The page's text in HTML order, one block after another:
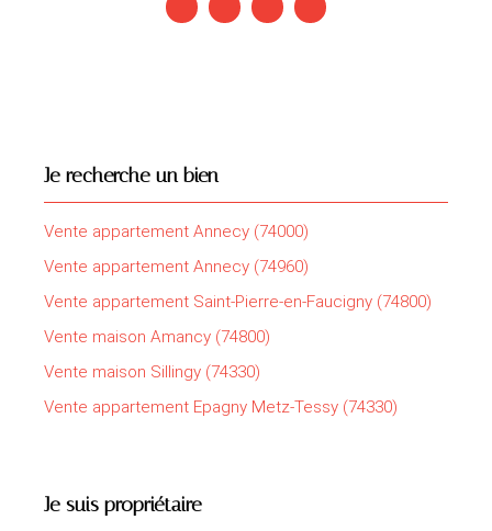
Je recherche un bien
Vente appartement Annecy (74000)
Vente appartement Annecy (74960)
Vente appartement Saint-Pierre-en-Faucigny (74800)
Vente maison Amancy (74800)
Vente maison Sillingy (74330)
Vente appartement Epagny Metz-Tessy (74330)
Je suis propriétaire